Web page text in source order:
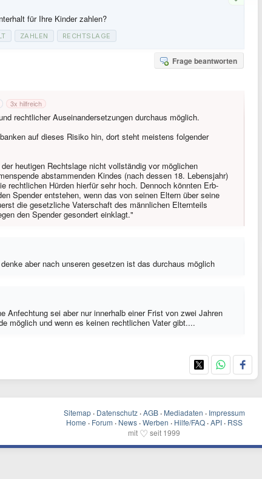
für Ihre Kinder zahlen?
ZAHLEN RECHTSLAGE
Frage beantworten
3x hilfreich
rechtlicher Auseinandersetzungen durchaus möglich.
auf dieses Risiko hin, dort steht meistens folgender
heutigen Rechtslage nicht vollständig vor möglichen
abstammenden Kindes (nach dessen 18. Lebensjahr)
rechtlichen Hürden hierfür sehr hoch. Dennoch könnten Erb-
Spender entstehen, wenn das von seinen Eltern über seine
die gesetzliche Vaterschaft des männlichen Elternteils
den Spender gesondert einklagt."
aber nach unseren gesetzen ist das durchaus möglich
Anfechtung sei aber nur innerhalb einer Frist von zwei Jahren
möglich und wenn es keinen rechtlichen Vater gibt....
Sitemap · Datenschutz · AGB · Mediadaten · Impressum
Home · Forum · News · Werben · Hilfe/FAQ · API · RSS
mit ♡ seit 1999